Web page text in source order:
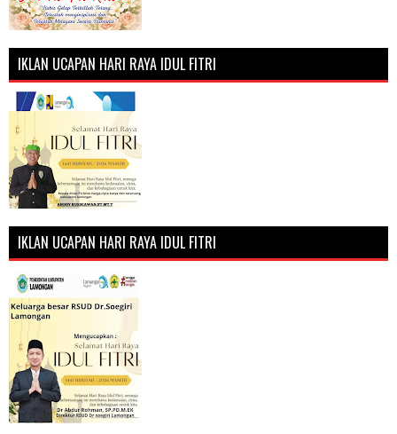
IKLAN UCAPAN HARI RAYA IDUL FITRI
IKLAN UCAPAN HARI RAYA IDUL FITRI